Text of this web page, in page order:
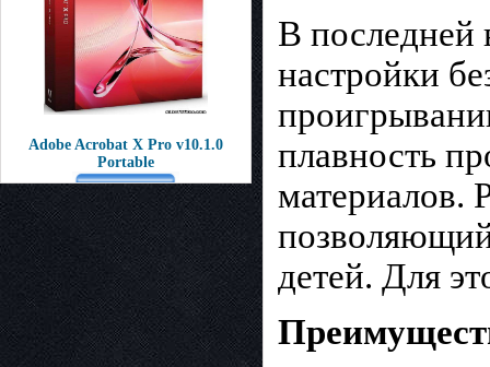
Adobe Acrobat X Pro v10.1.0
Portable
В последней
настройки
плавность
материалов.
детей. Для